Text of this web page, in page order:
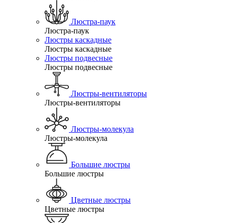
Люстра-паук
Люстра-паук
Люстры каскадные
Люстры каскадные
Люстры подвесные
Люстры подвесные
Люстры-вентиляторы
Люстры-вентиляторы
Люстры-молекула
Люстры-молекула
Большие люстры
Большие люстры
Цветные люстры
Цветные люстры